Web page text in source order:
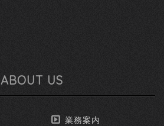
ABOUT US
業務案内